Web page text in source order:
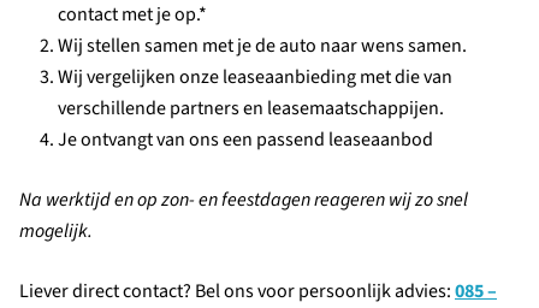
contact met je op.*
Wij stellen samen met je de auto naar wens samen.
Wij vergelijken onze leaseaanbieding met die van
verschillende partners en leasemaatschappijen.
Je ontvangt van ons een passend leaseaanbod
Na werktijd en op zon- en feestdagen reageren wij zo snel
mogelijk.
Liever direct contact? Bel ons voor persoonlijk advies:085 –